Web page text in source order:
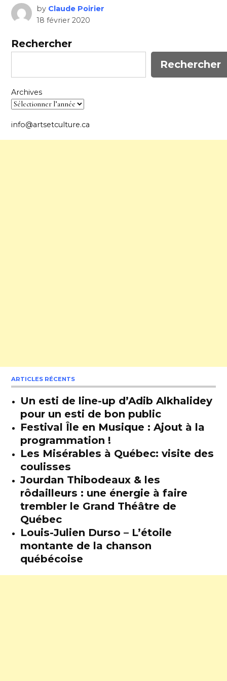
by Claude Poirier
18 février 2020
Rechercher
Rechercher
Archives
info@artsetculture.ca
ARTICLES RÉCENTS
Un esti de line-up d’Adib Alkhalidey
pour un esti de bon public
Festival Île en Musique : Ajout à la
programmation !
Les Misérables à Québec: visite des
coulisses
Jourdan Thibodeaux & les
rôdailleurs : une énergie à faire
trembler le Grand Théâtre de
Québec
Louis-Julien Durso – L’étoile
montante de la chanson
québécoise